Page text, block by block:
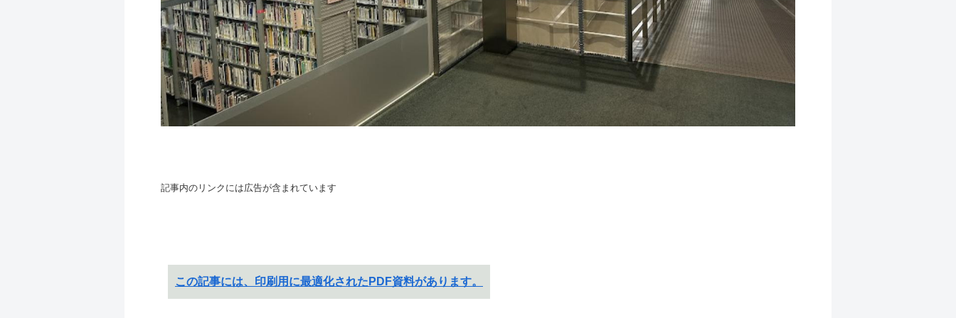
記事内のリンクには広告が含まれています
この記事には、印刷用に最適化されたPDF資料があります。